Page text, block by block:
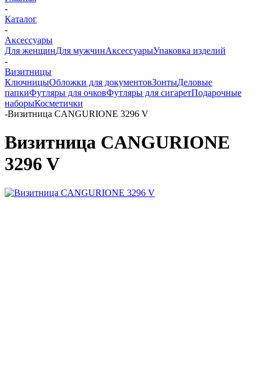
-
Каталог
-
Аксессуары
Для женщинДля мужчинАксессуарыУпаковка изделий
-
Визитницы
КлючницыОбложки для документовЗонтыДеловые
папкиФутляры для очковФутляры для сигаретПодарочные
наборыКосметички
-Визитница CANGURIONE 3296 V
Визитница CANGURIONE
3296 V